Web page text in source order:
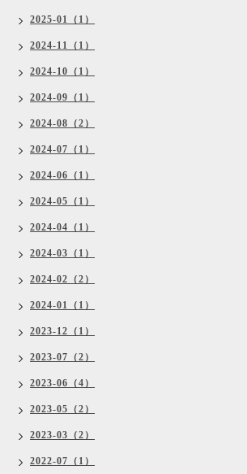
2025-01（1）
2024-11（1）
2024-10（1）
2024-09（1）
2024-08（2）
2024-07（1）
2024-06（1）
2024-05（1）
2024-04（1）
2024-03（1）
2024-02（2）
2024-01（1）
2023-12（1）
2023-07（2）
2023-06（4）
2023-05（2）
2023-03（2）
2022-07（1）